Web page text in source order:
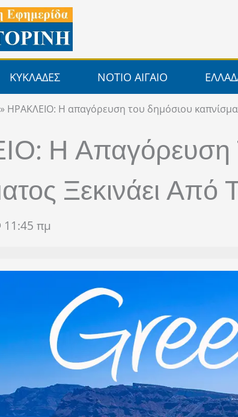
ΚΥΚΛΑΔΕΣ ΝΟΤΙΟ ΑΙΓΑΙΟ
» ΗΡΑΚΛΕΙΟ: Η απαγόρευση του δημόσιου
Η Απαγόρευση
Ξεκινάει Από
11:45 πμ